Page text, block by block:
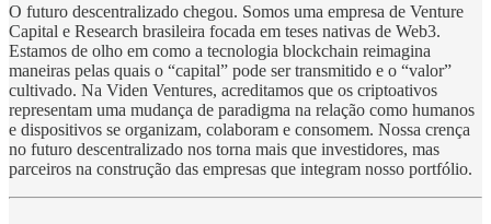
O futuro descentralizado chegou. Somos uma empresa de Venture
Capital e Research brasileira focada em teses nativas de Web3.
Estamos de olho em como a tecnologia blockchain reimagina
maneiras pelas quais o “capital” pode ser transmitido e o “valor”
cultivado. Na Viden Ventures, acreditamos que os criptoativos
representam uma mudança de paradigma na relação como humanos
e dispositivos se organizam, colaboram e consomem. Nossa crença
no futuro descentralizado nos torna mais que investidores, mas
parceiros na construção das empresas que integram nosso portfólio.